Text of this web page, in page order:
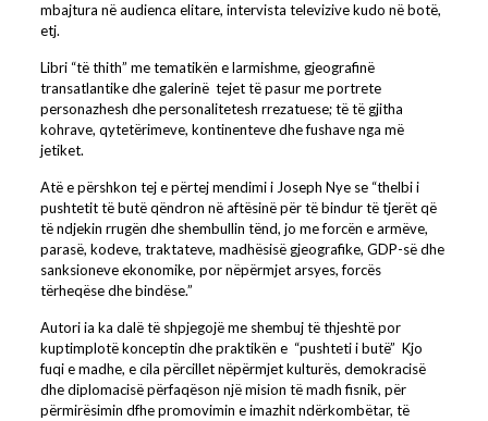
mbajtura në audienca elitare, intervista televizive kudo në botë,
etj.
Libri “të thith” me tematikën e larmishme, gjeografinë
transatlantike dhe galerinë tejet të pasur me portrete
personazhesh dhe personalitetesh rrezatuese; të të gjitha
kohrave, qytetërimeve, kontinenteve dhe fushave nga më
jetiket.
Atë e përshkon tej e përtej mendimi i Joseph Nye se “thelbi i
pushtetit të butë qëndron në aftësinë për të bindur të tjerët që
të ndjekin rrugën dhe shembullin tënd, jo me forcën e armëve,
parasë, kodeve, traktateve, madhësisë gjeografike, GDP-së dhe
sanksioneve ekonomike, por nëpërmjet arsyes, forcës
tërheqëse dhe bindëse.”
Autori ia ka dalë të shpjegojë me shembuj të thjeshtë por
kuptimplotë konceptin dhe praktikën e “pushteti i butë” Kjo
fuqi e madhe, e cila përcillet nëpërmjet kulturës, demokracisë
dhe diplomacisë përfaqëson një mision të madh fisnik, për
përmirësimin dfhe promovimin e imazhit ndërkombëtar, të